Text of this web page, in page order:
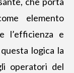
elemento
l’efficienza e
logica la
operatori del